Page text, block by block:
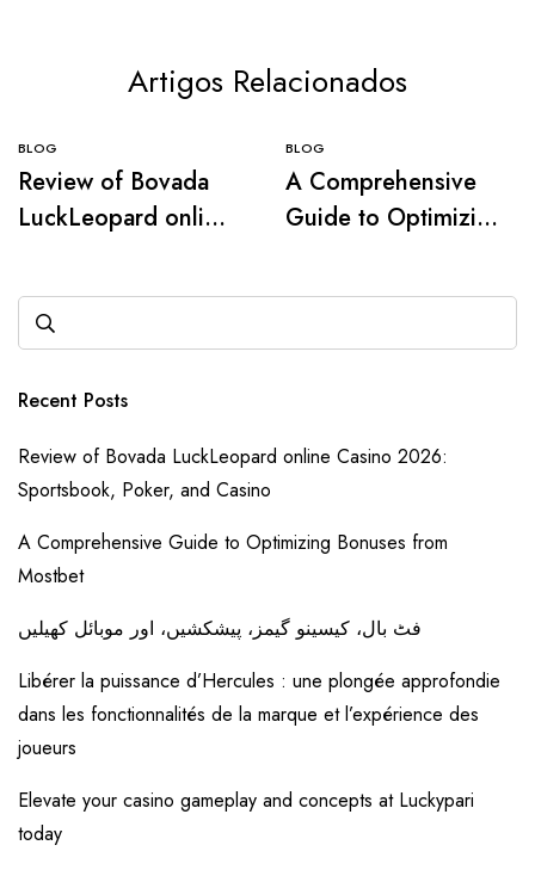
Artigos Relacionados
BLOG
Review of Bovada
LuckLeopard online
Sportsbook, Poker,
and Casino
BLOG
A Comprehensive
Guide to Optimizing
Mostbet
Recent Posts
Review of Bovada LuckLeopard online Casino 2026:
Sportsbook, Poker, and Casino
A Comprehensive Guide to Optimizing Bonuses from
Mostbet
فٹ بال، کیسینو گیمز، پیشکشیں، اور موبائل کھیلیں
Libérer la puissance d’Hercules : une plongée approfondie
dans les fonctionnalités de la marque et l’expérience des
joueurs
Elevate your casino gameplay and concepts at Luckypari
today